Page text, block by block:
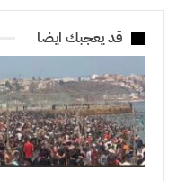
قد يعجبك ايضا